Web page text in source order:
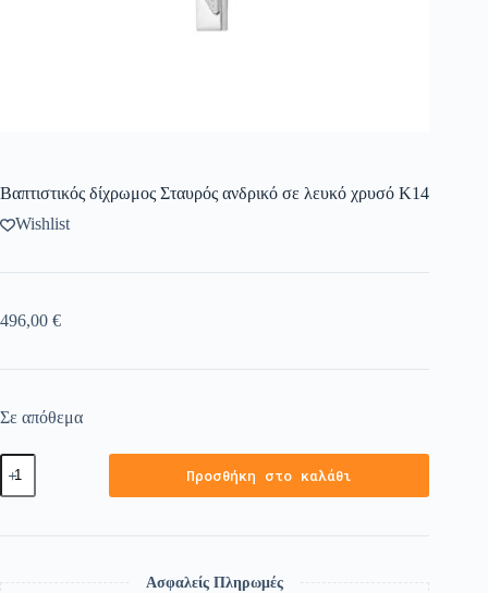
Βαπτιστικός δίχρωμος Σταυρός ανδρικό σε λευκό χρυσό Κ14
Wishlist
496,00 €
Σε απόθεμα
Προσθήκη στο καλάθι
Ασφαλείς Πληρωμές